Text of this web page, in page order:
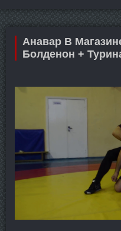
Анавар В
Болденон +